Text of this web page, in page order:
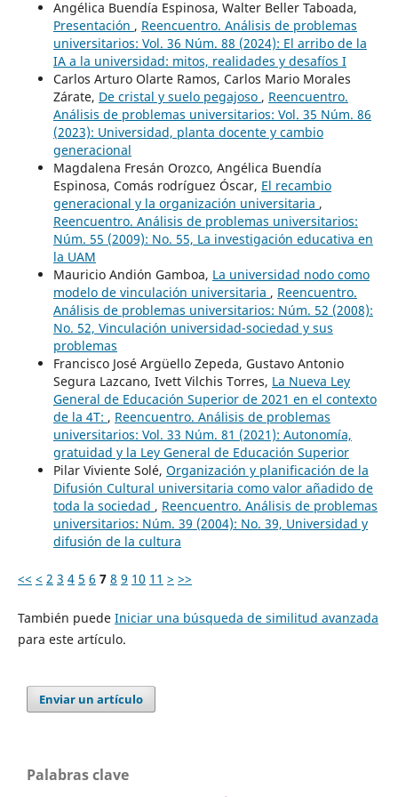
Angélica Buendía Espinosa, Walter Beller Taboada,
Presentación , Reencuentro. Análisis de problemas
universitarios: Vol. 36 Núm. 88 (2024): El arribo de la
IA a la universidad: mitos, realidades y desafíos I
Carlos Arturo Olarte Ramos, Carlos Mario Morales
Zárate, De cristal y suelo pegajoso , Reencuentro.
Análisis de problemas universitarios: Vol. 35 Núm. 86
(2023): Universidad, planta docente y cambio
generacional
Magdalena Fresán Orozco, Angélica Buendía
Espinosa, Comás rodríguez Óscar, El recambio
generacional y la organización universitaria ,
Reencuentro. Análisis de problemas universitarios:
Núm. 55 (2009): No. 55, La investigación educativa en
la UAM
Mauricio Andión Gamboa, La universidad nodo como
modelo de vinculación universitaria , Reencuentro.
Análisis de problemas universitarios: Núm. 52 (2008):
No. 52, Vinculación universidad-sociedad y sus
problemas
Francisco José Argüello Zepeda, Gustavo Antonio
Segura Lazcano, Ivett Vilchis Torres, La Nueva Ley
General de Educación Superior de 2021 en el contexto
de la 4T: , Reencuentro. Análisis de problemas
universitarios: Vol. 33 Núm. 81 (2021): Autonomía,
gratuidad y la Ley General de Educación Superior
Pilar Viviente Solé, Organización y planificación de la
Difusión Cultural universitaria como valor añadido de
toda la sociedad , Reencuentro. Análisis de problemas
universitarios: Núm. 39 (2004): No. 39, Universidad y
difusión de la cultura
<< < 2 3 4 5 6 7 8 9 10 11 > >>
También puede Iniciar una búsqueda de similitud avanzada
para este artículo.
Enviar un artículo
Palabras clave